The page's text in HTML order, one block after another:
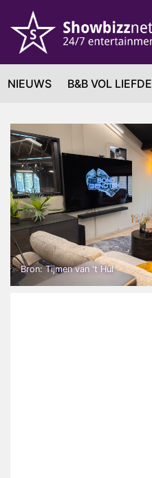
NIEUWS B&B VOL LIEFDE
Bron: Tijmen van 't Hul